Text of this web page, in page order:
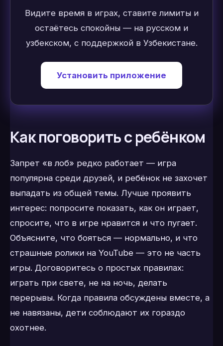
Видите время в играх, ставите лимиты и
остаётесь спокойны — на русском и
узбекском, с поддержкой в Узбекистане.
Установить приложение
Как поговорить с ребёнком
Запрет «в лоб» редко работает — игра
популярна среди друзей, и ребёнок не захочет
выпадать из общей темы. Лучше проявить
интерес: попросите показать, как он играет,
спросите, что в игре нравится и что пугает.
Объясните, что бояться — нормально, и что
страшные ролики на YouTube — это не часть
игры. Договоритесь о простых правилах:
играть при свете, не на ночь, делать
перерывы. Когда правила обсуждены вместе, а
не навязаны, дети соблюдают их гораздо
охотнее.